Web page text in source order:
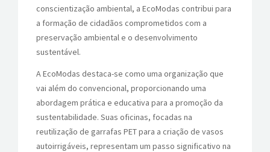
conscientização ambiental, a EcoModas contribui para
a formação de cidadãos comprometidos com a
preservação ambiental e o desenvolvimento
sustentável.
A EcoModas destaca-se como uma organização que
vai além do convencional, proporcionando uma
abordagem prática e educativa para a promoção da
sustentabilidade. Suas oficinas, focadas na
reutilização de garrafas PET para a criação de vasos
autoirrigáveis, representam um passo significativo na